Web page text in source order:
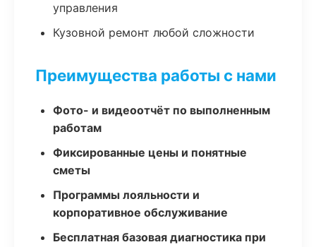
управления
Кузовной ремонт любой сложности
Преимущества работы с нами
Фото- и видеоотчёт по выполненным
работам
Фиксированные цены и понятные
сметы
Программы лояльности и
корпоративное обслуживание
Бесплатная базовая диагностика при